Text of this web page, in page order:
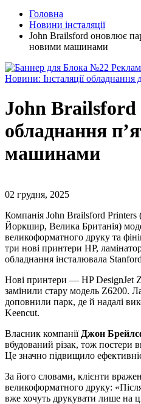
Головна
Новини інсталяції
John Brailsford оновлює
новими машинами
Новини: Інсталяції обладнання
John Brailsford
обладнання
машинами
02 грудня, 2025
Компанія John Brailsford
Йоркшир, Велика Британія)
великоформатного друку та
три нові принтери HP,
обладнання інсталювала
Нові принтери — HP DesignJet
замінили стару модель Z6200.
доповнили парк, де й надалі
Keencut.
Власник компанії Джон
вбудований різак, тож постери
Це значно підвищило
За його словами, клієнти
великоформатного друку:
вже хочуть друкувати лише на